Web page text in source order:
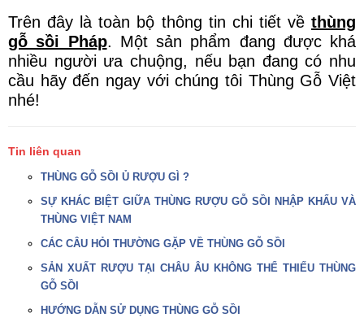
Trên đây là toàn bộ thông tin chi tiết về thùng
gỗ sồi Pháp. Một sản phẩm đang được khá
nhiều người ưa chuộng, nếu bạn đang có nhu
cầu hãy đến ngay với chúng tôi Thùng Gỗ Việt
nhé!
Tin liên quan
THÙNG GỖ SỒI Ủ RƯỢU GÌ ?
SỰ KHÁC BIỆT GIỮA THÙNG RƯỢU GỖ SỒI NHẬP KHẨU VÀ
THÙNG VIỆT NAM
CÁC CÂU HỎI THƯỜNG GẶP VỀ THÙNG GỖ SỒI
SẢN XUẤT RƯỢU TẠI CHÂU ÂU KHÔNG THỂ THIẾU THÙNG
GỖ SỒI
HƯỚNG DẪN SỬ DỤNG THÙNG GỖ SỒI